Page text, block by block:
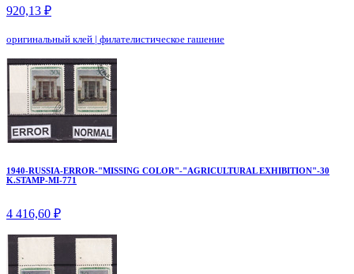
920,13 ₽
оригинальный клей | филателистическое гашение
1940-RUSSIA-ERROR-"MISSING COLOR"-"AGRICULTURAL EXHIBITION"-30
K.STAMP-MI-771
4 416,60 ₽